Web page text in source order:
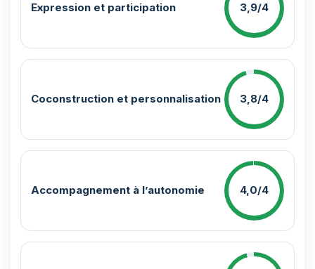
Expression et participation 3,9/4
Coconstruction et personnalisation 3,8/4
Accompagnement à l’autonomie 4,0/4